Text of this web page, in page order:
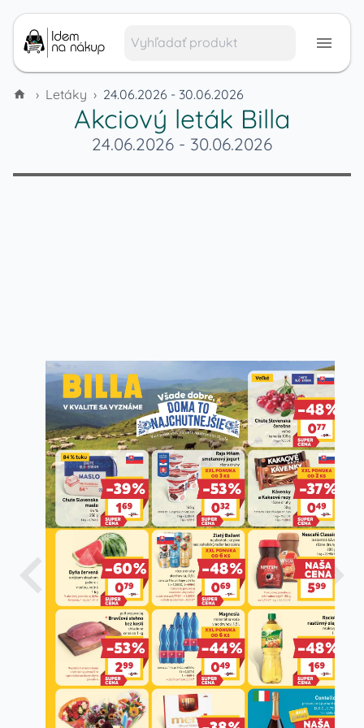
› Letáky › 24.06.2026 - 30.06.2026
Akciový leták Billa
24.06.2026 - 30.06.2026